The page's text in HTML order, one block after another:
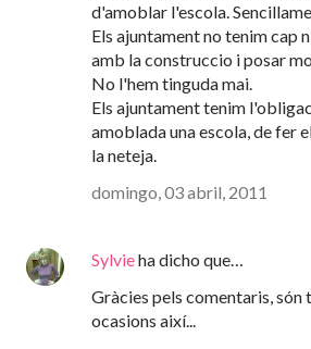
d'amoblar l'escola.
Els ajuntament no tenim cap
amb la construccio i posar
No l'hem tinguda mai.
Els ajuntament tenim
amoblada una escola, de fer
la neteja.
domingo, 03 abril, 2011
Sylvieha dicho que…
Gràcies pels comentaris,
ocasions així...